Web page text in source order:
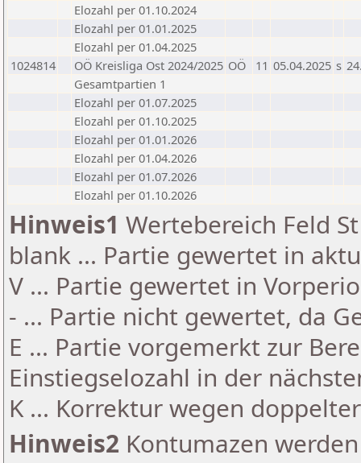
Elozahl per 01.10.2024
Elozahl per 01.01.2025
Elozahl per 01.04.2025
1024814
OÖ Kreisliga Ost 2024/2025 OÖ 11 05.04.2025 s
Gesamtpartien 1
Elozahl per 01.07.2025
Elozahl per 01.10.2025
Elozahl per 01.01.2026
Elozahl per 01.04.2026
Elozahl per 01.07.2026
Elozahl per 01.10.2026
Hinweis1 Wertebereich Feld
blank ... Partie gewertet in
V ... Partie gewertet in
- ... Partie nicht gewertet, da
E ... Partie vorgemerkt zur
Einstiegselozahl in der
K ... Korrektur wegen
Hinweis2 Kontumazen